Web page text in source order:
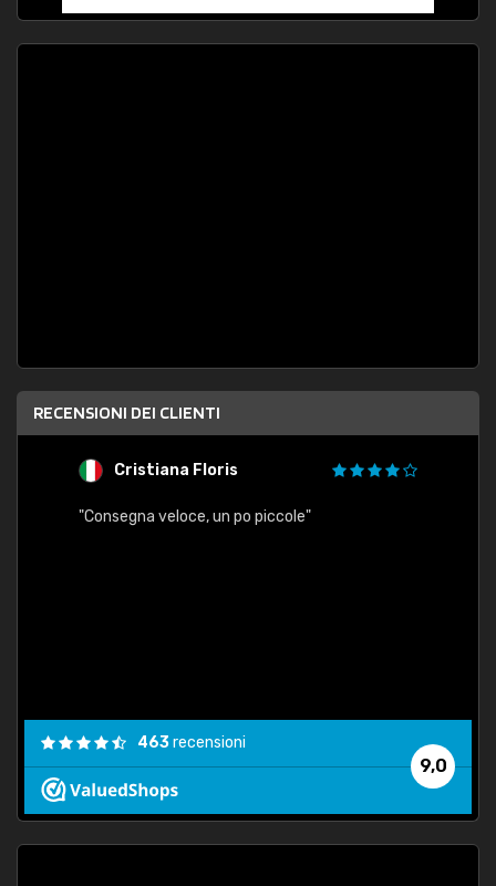
RECENSIONI DEI CLIENTI
Cristiana Floris
"Consegna veloce, un po piccole"
9,0
463recensioni